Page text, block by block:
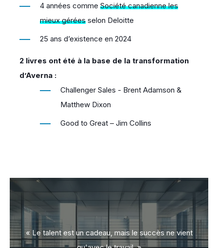
4 années comme Société canadienne les
mieux gérées selon Deloitte
25 ans d’existence en 2024
2 livres ont été à la base de la transformation
d’Averna :
Challenger Sales - Brent Adamson &
Matthew Dixon
Good to Great – Jim Collins
« Le talent est un cadeau, mais le succès ne vient